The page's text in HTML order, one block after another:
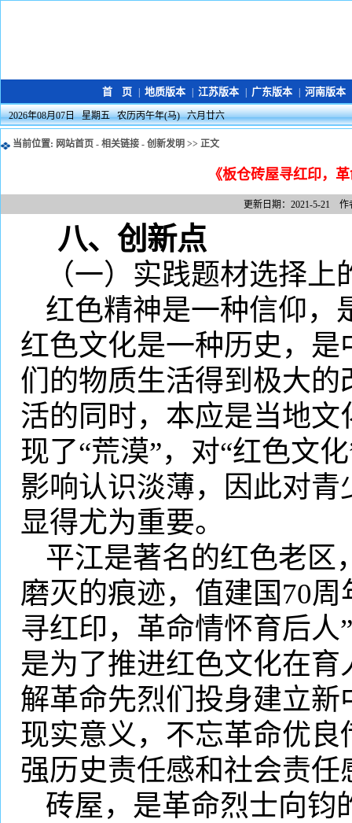
首 页 地质版本 江苏版本 广东版本 河南版本
2026年08月07日 星期五 农历丙午年(马) 六月廿六
当前位置: 网站首页 - 相关链接 - 创新发明 >> 正文
《板仓砖屋寻红印，
更新日期：2021-5-21
八、创新点
（一）实践题材选择上
红色精神是一种信仰，
红色文化是一种历史，
们的物质生活得到极大
活的同时，本应是当地
现了“荒漠”，对“红色文
影响认识淡薄，因此对
显得尤为重要。
平江是著名的红色老区
磨灭的痕迹，值建国70周
寻红印，革命情怀育后
是为了推进红色文化在
解革命先烈们投身建立
现实意义，不忘革命优
强历史责任感和社会责任
砖屋，是革命烈士向钧